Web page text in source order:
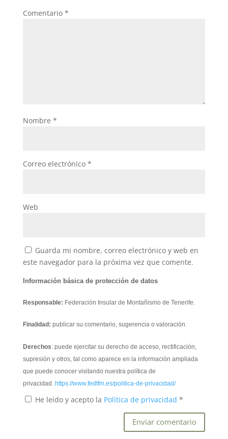
k
Comentario *
Nombre *
Correo electrónico *
Web
Guarda mi nombre, correo electrónico y web en
este navegador para la próxima vez que comente.
Información básica de protección de datos
Responsable: Federación Insular de Montañismo de Tenerife.
Finalidad: publicar su comentario, sugerencia o valoración.
Derechos: puede ejercitar su derecho de acceso, rectificación,
supresión y otros, tal como aparece en la información ampliada
que puede conocer visitando nuestra política de
privacidad. https://www.fedtfm.es/politica-de-privacidad/
He leído y acepto la Política de privacidad *